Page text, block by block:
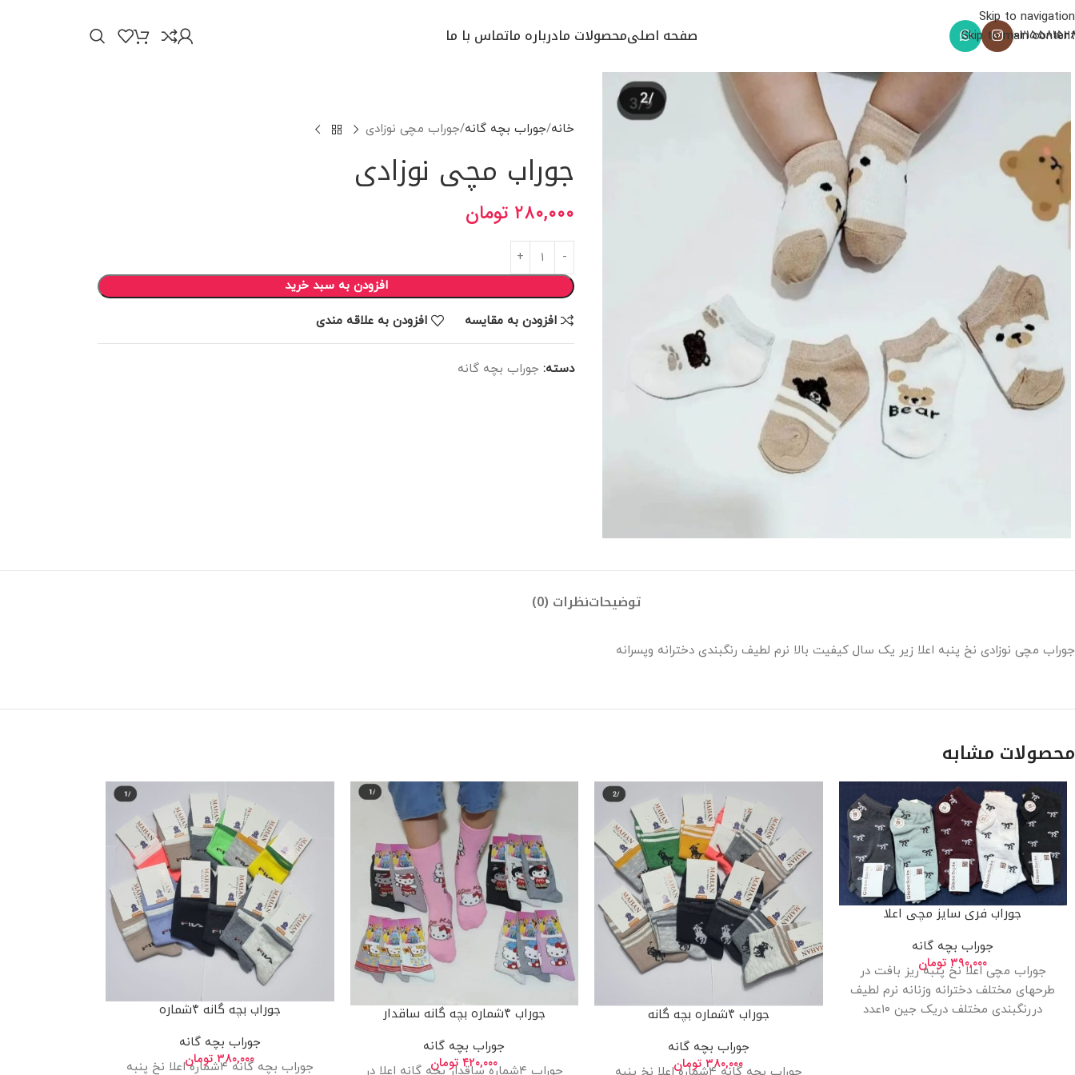
Skip to navigation
Skip to main content
صفحه اصلیمحصولات مادرباره ماتماس با ما
خانه جوراب بچه گانه جوراب مچی نوزادی
جوراب مچی نوزادی
۲۸۰,۰۰۰ تومان
افزودن به سبد خرید
افزودن به مقایسه افزودن به علاقه مندی
دسته: جوراب بچه گانه
توضیحاتنظرات (0)
جوراب مچی نوزادی نخ پنبه اعلا زیر یک سال کیفیت بالا نرم لطیف رنگبندی دخترانه وپسرانه
محصولات مشابه
جوراب فری سایز مچی اعلا
جوراب بچه گانه
۳۹۰,۰۰۰ تومان
جوراب مچی اعلا نخ پنبه ریز بافت در
طرحهای مختلف دخترانه وزنانه نرم لطیف
دررنگبندی مختلف دریک جین ۱۰عدد
جوراب ۴شماره بچه گانه
جوراب بچه گانه
۳۸۰,۰۰۰ تومان
جوراب ۴شماره بچه گانه ساقدار
جوراب بچه گانه
۴۲۰,۰۰۰ تومان
جوراب ۴شماره ساقدار بچه گانه اعلا در
جوراب بچه گانه ۴شماره
جوراب بچه گانه
۳۸۰,۰۰۰ تومان
جوراب بچه گانه ۴شماره اعلا نخ پنبه